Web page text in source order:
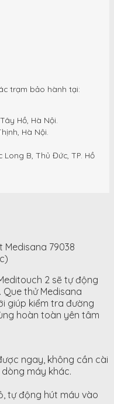
trạm bảo hành tại:
Hồ, Hà Nội.
Hà Nội.
Long B, Thủ Đức, TP. Hồ
79038
2 sẽ tự động
thử Medisana
giúp kiểm tra đường
hoàn toàn yên tâm
ngay, không cần cài
máy khác.
tự động hút máu vào